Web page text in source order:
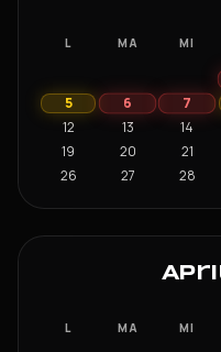
L MA MI
5
6 7
12
13 14
19
20 21
26
27 28
L MA MI